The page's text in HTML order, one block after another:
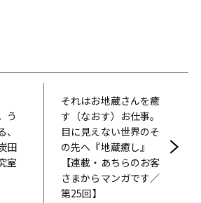
う
田
室
それはお地蔵さんを癒
す（なおす）お仕事。
目に見えない世界のそ
の先へ『地蔵癒し』
【連載・あちらのお客
さまからマンガです／
第25回】